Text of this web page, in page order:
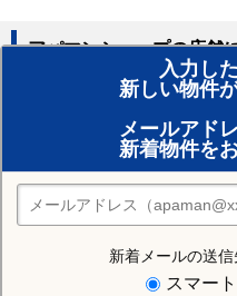
入力し
新しい物件
メールアド
新着物件を
新着メールの送
スマー
アパマンショップの店舗
賃貸のプロがお部屋探し！
おまかせ物件リクエスト
住みたい街の店舗を探す
店舗検索
住む街研究所で土岐市の